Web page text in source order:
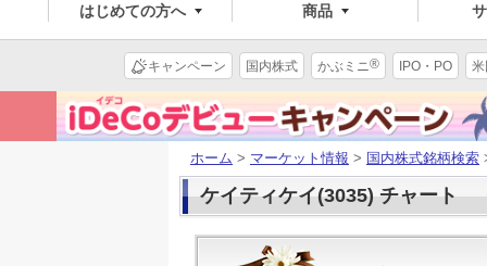
はじめての方へ 商品
キャンペーン 国内株式 かぶミニ® IPO・PO
ホーム > マーケット情報 > 国内株式銘柄検索
ケイティケイ(3035) チャート